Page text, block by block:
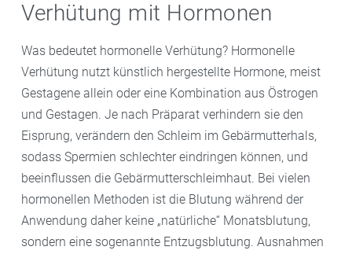
Verhütung mit Hormonen
Was bedeutet hormonelle Verhütung? Hormonelle
Verhütung nutzt künstlich hergestellte Hormone, meist
Gestagene allein oder eine Kombination aus Östrogen
und Gestagen. Je nach Präparat verhindern sie den
Eisprung, verändern den Schleim im Gebärmutterhals,
sodass Spermien schlechter eindringen können, und
beeinflussen die Gebärmutterschleimhaut. Bei vielen
hormonellen Methoden ist die Blutung während der
Anwendung daher keine „natürliche“ Monatsblutung,
sondern eine sogenannte Entzugsblutung. Ausnahmen